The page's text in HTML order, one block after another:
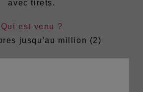
avec tirets.
Qui est venu ?
jusqu'au million (2)